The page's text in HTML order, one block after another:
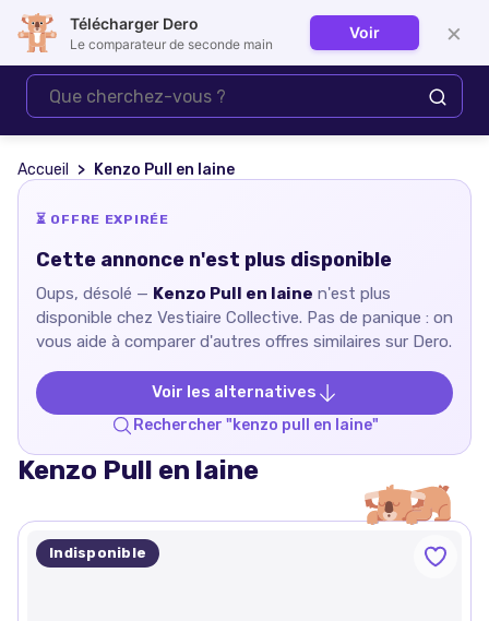
Se connecter
Accueil Kenzo Pull en laine
⏳ OFFRE EXPIRÉE
Cette annonce n'est plus disponible
Oups, désolé — Kenzo Pull en laine n'est plus
disponible chez Vestiaire Collective. Pas de panique : on
vous aide à comparer d'autres offres similaires sur Dero.
Voir les alternatives
Rechercher " kenzo pull en laine"
Kenzo Pull en laine
Indisponible
Télécharger Dero
Le comparateur de seconde main
Voir ×